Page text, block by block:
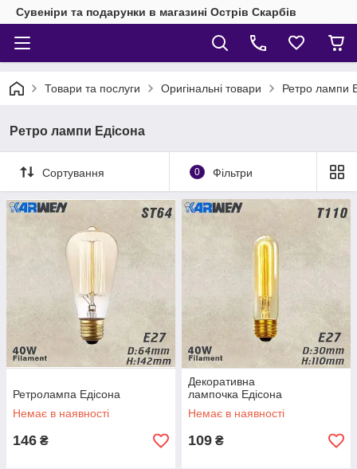
Сувеніри та подарунки в магазині Острів Скарбів
Товари та послуги Оригінальні товари Ретро лампи
Ретро лампи Едісона
Сортування 0 Фільтри
Ретролампа Едісона
Немає в наявності
146 ₴
Декоративна
лампочка Едісона
Немає в наявності
109 ₴